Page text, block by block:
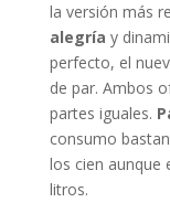
la versión más
alegría y
perfecto, el
de par. Ambos
partes iguales.
consumo
los cien aunque
litros.